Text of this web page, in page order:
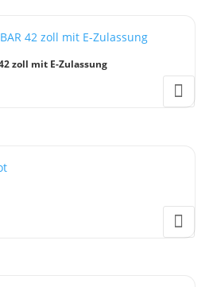
42 zoll mit E-Zulassung